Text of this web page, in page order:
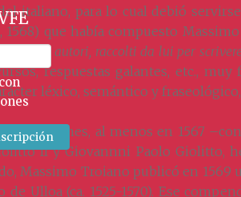
italiano, para lo cual debió
que había compuesto
degni autori, raccolti da lui per
respuestas galantes, etc.,
léxico, semántico y
impresiones, al menos en 1567
II y Giovannni Paolo Giolitto,
Massimo Troiano publicó en 1569
Ulloa (ca. 1525-1570). Ese